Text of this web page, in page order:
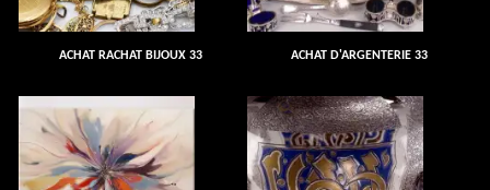
ACHAT RACHAT BIJOUX 33 ACHAT D'ARGENTERIE 33